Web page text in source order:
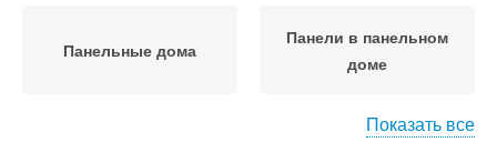
Панельные дома
Панели в панельном
доме
Показать все